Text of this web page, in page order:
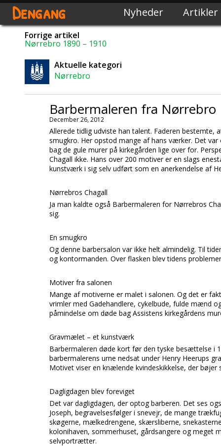
Dengang Nyheder Artikler
Forrige artikel
Nørrebro 1890 – 1910
Aktuelle kategori
Nørrebro
Barbermaleren fra Nørrebro
December 26, 2012
Allerede tidlig udviste han talent. Faderen
smugkro. Her opstod mange af hans værker. Det
bag de gule murer på kirkegården lige over for.
Chagall ikke. Hans over 200 motiver er en slags
kunstværk i sig selv udført som en anerkendelse af
Nørrebros Chagall
Ja man kaldte også Barbermaleren for Nørrebros
sig.
En smugkro
Og denne barbersalon var ikke helt almindelig. Til
og kontormanden. Over flasken blev tidens
Motiver fra salonen
Mange af motiverne er malet i salonen. Og det er
vrimler med Gadehandlere, cykelbude, fulde mænd
påmindelse om døde bag Assistens kirkegårdens
Gravmælet – et kunstværk
Barbermaleren døde kort før den tyske besættelse i
barbermalerens urne nedsat under Henry Heerups
Motivet viser en knælende kvindeskikkelse, der
Dagligdagen blev foreviget
Det var dagligdagen, der optog barberen. Det ses
Joseph, begravelsesfølger i snevejr, de mange
skøgerne, mælkedrengene, skærsliberne,
kolonihaven, sommerhuset, gårdsangere og meget
selvportrætter.